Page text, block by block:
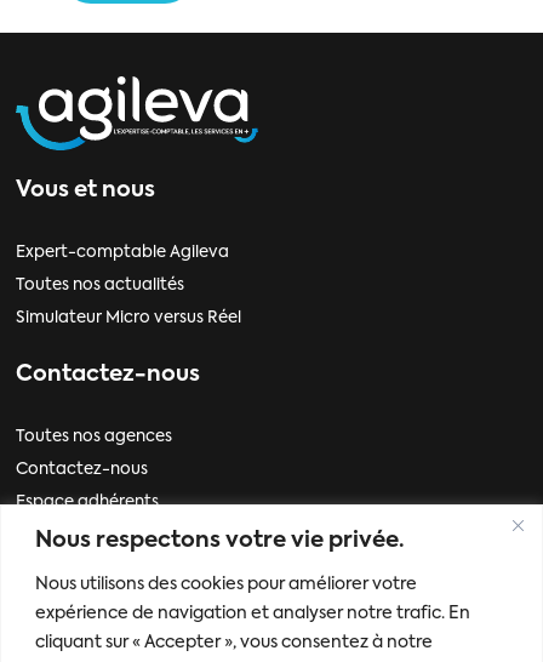
Nous respectons votre vie privée.
Nous utilisons des cookies pour améliorer votre
expérience de navigation et analyser notre trafic. En
cliquant sur « Accepter », vous consentez à notre
Vous et nous
Expert-comptable Agileva
Toutes nos actualités
Simulateur Micro versus Réel
Contactez-nous
Toutes nos agences
Contactez-nous
Espace adhérents
Informations
Mentions légales
Politique de données personnelles